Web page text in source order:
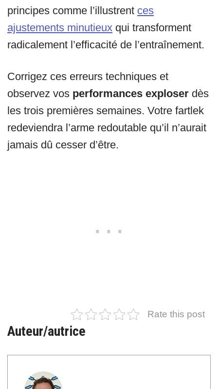
principes comme l’illustrent ces
ajustements minutieux qui transforment
radicalement l’efficacité de l’entraînement.
Corrigez ces erreurs techniques et
observez vos performances exploser dès
les trois premières semaines. Votre fartlek
redeviendra l’arme redoutable qu’il n’aurait
jamais dû cesser d’être.
Rate this post
Auteur/autrice